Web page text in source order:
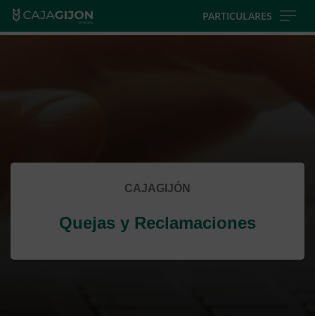
PARTICULARES
CAJAGIJÓN
Quejas y Reclamaciones